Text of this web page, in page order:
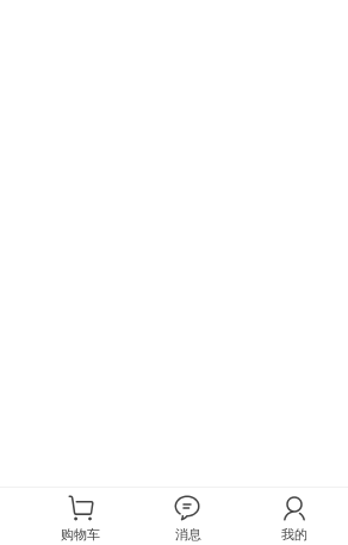
购物车 消息 我的